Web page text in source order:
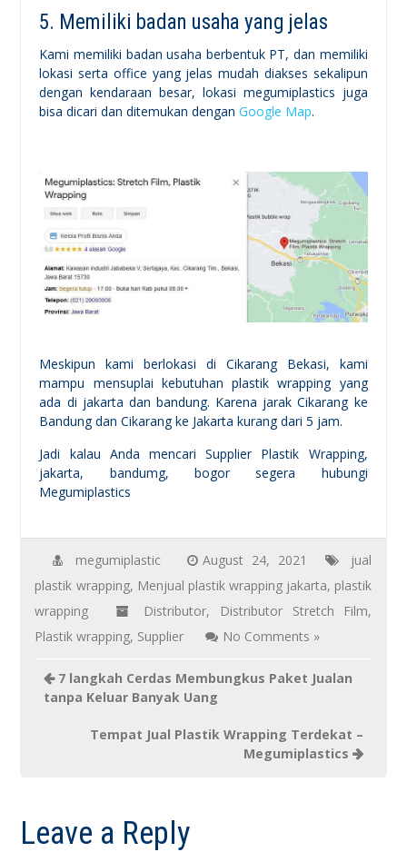
5. Memiliki badan usaha yang jelas
Kami memiliki badan usaha berbentuk PT, dan memiliki
lokasi serta office yang jelas mudah diakses sekalipun
dengan kendaraan besar, lokasi megumiplastics juga
bisa dicari dan ditemukan denganGoogle Map.
Meskipun kami berlokasi di Cikarang Bekasi, kami
mampu mensuplai kebutuhan plastik wrapping yang
ada di jakarta dan bandung. Karena jarak Cikarang ke
Bandung dan Cikarang ke Jakarta kurang dari 5 jam.
Jadi kalau Anda mencari Supplier Plastik Wrapping,
jakarta, bandumg, bogor segera hubungi
Megumiplastics
megumiplastic August 24, 2021
jual
plastik wrapping, Menjual plastik wrapping jakarta, plastik
wrapping
Distributor, Distributor Stretch Film,
Plastik wrapping, Supplier No Comments »
7 langkah Cerdas Membungkus Paket Jualan
tanpa Keluar Banyak Uang
Tempat Jual Plastik Wrapping Terdekat –
Megumiplastics
Leave a Reply